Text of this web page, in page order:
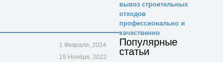
1 Февраля, 2024
19 Ноября, 2022
вывоз строительных
отходов
профессионально и
качественно
Популярные
статьи